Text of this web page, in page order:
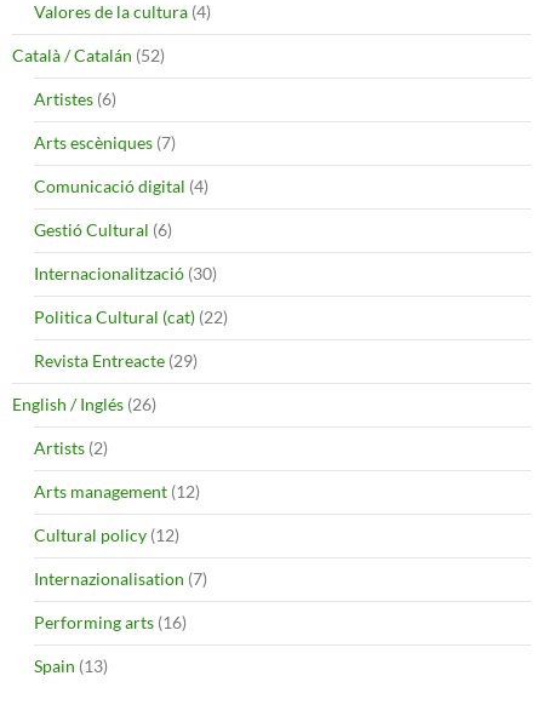
Valores de la cultura (4)
Català / Catalán (52)
Artistes (6)
Arts escèniques (7)
Comunicació digital (4)
Gestió Cultural (6)
Internacionalització (30)
Politica Cultural (cat) (22)
Revista Entreacte (29)
English / Inglés (26)
Artists (2)
Arts management (12)
Cultural policy (12)
Internazionalisation (7)
Performing arts (16)
Spain (13)